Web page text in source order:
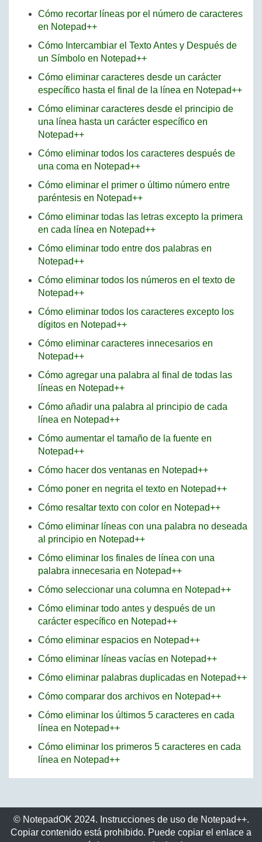
Cómo recortar líneas por el número de caracteres
en Notepad++
Cómo Intercambiar el Texto Antes y Después de
un Símbolo en Notepad++
Cómo eliminar caracteres desde un carácter
específico hasta el final de la línea en Notepad++
Cómo eliminar caracteres desde el principio de
una línea hasta un carácter específico en
Notepad++
Cómo eliminar todos los caracteres después de
una coma en Notepad++
Cómo eliminar el primer o último número entre
paréntesis en Notepad++
Cómo eliminar todas las letras excepto la primera
en cada línea en Notepad++
Cómo eliminar todo entre dos palabras en
Notepad++
Cómo eliminar todos los números en el texto de
Notepad++
Cómo eliminar todos los caracteres excepto los
dígitos en Notepad++
Cómo eliminar caracteres innecesarios en
Notepad++
Cómo agregar una palabra al final de todas las
líneas en Notepad++
Cómo añadir una palabra al principio de cada
línea en Notepad++
Cómo aumentar el tamaño de la fuente en
Notepad++
Cómo hacer dos ventanas en Notepad++
Cómo poner en negrita el texto en Notepad++
Cómo resaltar texto con color en Notepad++
Cómo eliminar líneas con una palabra no deseada
al principio en Notepad++
Cómo eliminar los finales de línea con una
palabra innecesaria en Notepad++
Cómo seleccionar una columna en Notepad++
Cómo eliminar todo antes y después de un
carácter específico en Notepad++
Cómo eliminar espacios en Notepad++
Cómo eliminar líneas vacías en Notepad++
Cómo eliminar palabras duplicadas en Notepad++
Cómo comparar dos archivos en Notepad++
Cómo eliminar los últimos 5 caracteres en cada
línea en Notepad++
Cómo eliminar los primeros 5 caracteres en cada
línea en Notepad++
© NotepadOK 2024. Instrucciones de uso de Notepad++.
Copiar contenido está prohibido. Puede copiar el enlace a